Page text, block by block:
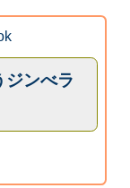
ジンべラ